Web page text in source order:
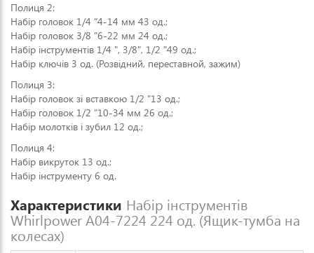
Полиця 2:
Набір головок 1/4 "4-14 мм 43 од.;
Набір головок 3/8 "6-22 мм 24 од.;
Набір інструментів 1/4 ", 3/8", 1/2 "49 од.;
Набір ключів 3 од. (Розвідний, переставной, зажим)
Полиця 3:
Набір головок зі вставкою 1/2 "13 од.;
Набір головок 1/2 "10-34 мм 26 од.;
Набір молотків і зубил 12 од.;
Полиця 4:
Набір викруток 13 од.;
Набір інструменту 6 од.
Характеристики Набір інструментів
Whirlpower A04-7224 224 од. (Ящик-тумба на
колесах)